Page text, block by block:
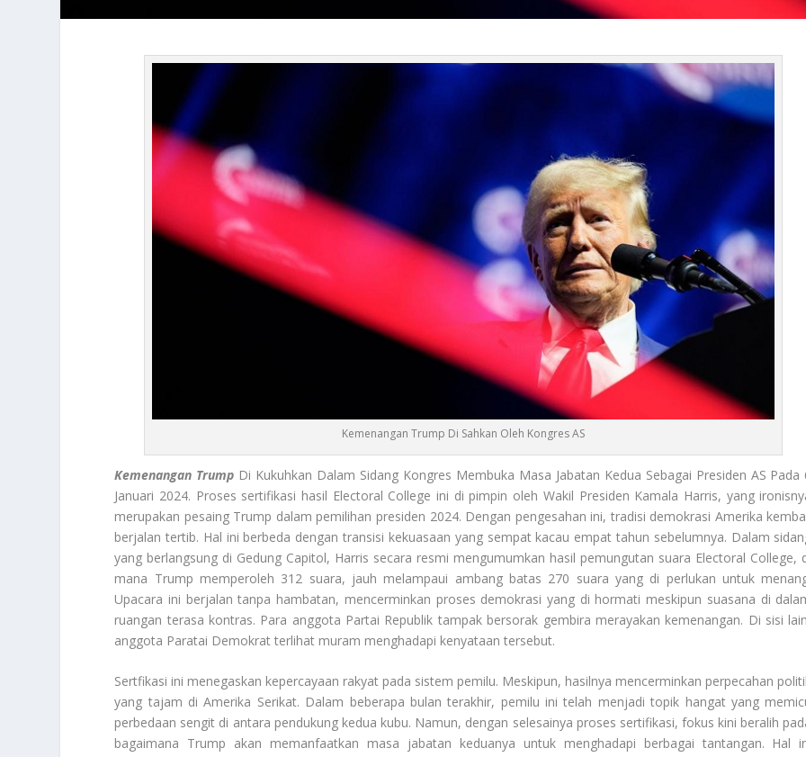
Kemenangan Trump Di Sahkan Oleh Kongres AS
Kemenangan Trump Di Kukuhkan Dalam Sidang Kongres Membuka Masa Jabatan Kedua Sebagai Presiden AS Pada
Januari 2024. Proses sertifikasi hasil Electoral College ini di pimpin oleh Wakil Presiden Kamala Harris, yang
merupakan pesaing Trump dalam pemilihan presiden 2024. Dengan pengesahan ini, tradisi demokrasi Amerika
berjalan tertib. Hal ini berbeda dengan transisi kekuasaan yang sempat kacau empat tahun sebelumnya. Dalam
yang berlangsung di Gedung Capitol, Harris secara resmi mengumumkan hasil pemungutan suara Electoral College,
mana Trump memperoleh 312 suara, jauh melampaui ambang batas 270 suara yang di perlukan untuk
Upacara ini berjalan tanpa hambatan, mencerminkan proses demokrasi yang di hormati meskipun suasana di
ruangan terasa kontras. Para anggota Partai Republik tampak bersorak gembira merayakan kemenangan. Di sisi
anggota Paratai Demokrat terlihat muram menghadapi kenyataan tersebut.
Sertfikasi ini menegaskan kepercayaan rakyat pada sistem pemilu. Meskipun, hasilnya mencerminkan perpecahan
yang tajam di Amerika Serikat. Dalam beberapa bulan terakhir, pemilu ini telah menjadi topik hangat yang
perbedaan sengit di antara pendukung kedua kubu. Namun, dengan selesainya proses sertifikasi, fokus kini beralih
bagaimana Trump akan memanfaatkan masa jabatan keduanya untuk menghadapi berbagai tantangan. Hal